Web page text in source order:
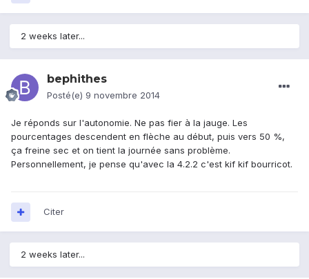
2 weeks later...
bephithes
Posté(e) 9 novembre 2014
Je réponds sur l'autonomie. Ne pas fier à la jauge. Les
pourcentages descendent en flèche au début, puis vers 50 %,
ça freine sec et on tient la journée sans problème.
Personnellement, je pense qu'avec la 4.2.2 c'est kif kif bourricot.
Citer
2 weeks later...